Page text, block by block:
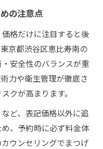
の注意点
格だけに注目すると後
京都渋谷区恵比寿南の
安全性のバランスが重
力や衛生管理が徹底さ
クが高まります。
ど、表記価格以外に追
、予約時に必ず料金体
ウンセリングでまつげ